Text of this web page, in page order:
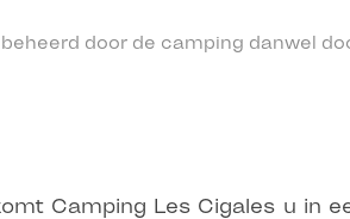
door de camping danwel
Camping Les Cigales u in